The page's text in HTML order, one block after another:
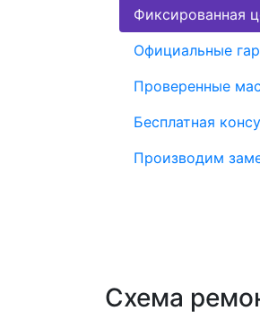
Фиксированная
Официальные
Проверенные
Бесплатная
Производим
Схема